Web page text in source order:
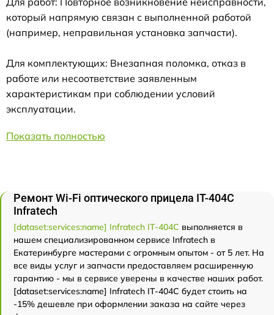
который напрямую связан с выполненной работой
(например, неправильная установка запчасти).
Для комплектующих: Внезапная поломка, отказ в
работе или несоответствие заявленным
характеристикам при соблюдении условий
эксплуатации.
Показать полностью
Ремонт Wi-Fi оптического прицела IT-404C
Infratech
[dataset:services:name] Infratech IT-404C выполняется в
нашем специализированном сервисе Infratech в
Екатеринбурге мастерами с огромным опытом - от 5 лет. На
все виды услуг и запчасти предоставляем расширенную
гарантию - мы в сервисе уверены в качестве наших работ.
[dataset:services:name] Infratech IT-404C будет стоить на
-15% дешевле при оформлении заказа на сайте через